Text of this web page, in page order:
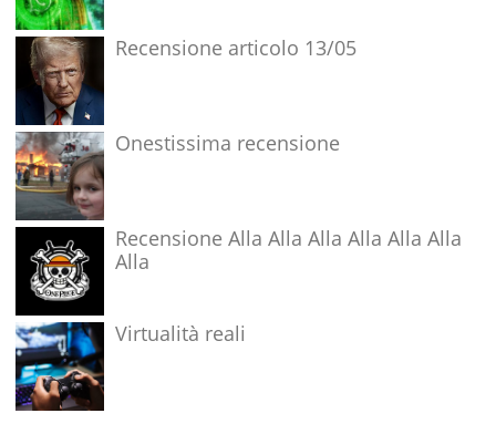
Recensione articolo 13/05
Onestissima recensione
Recensione Alla Alla Alla Alla Alla Alla
Alla
Virtualità reali